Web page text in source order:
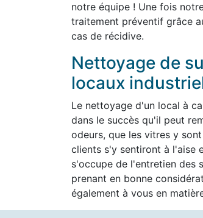
notre équipe ! Une fois
traitement préventif grâce
cas de récidive.
Nettoyage de
locaux
Le nettoyage d'un local à
dans le succès qu'il peut
odeurs, que les vitres y
clients s'y sentiront à l'aise
s'occupe de l'entretien des
prenant en bonne
également à vous en